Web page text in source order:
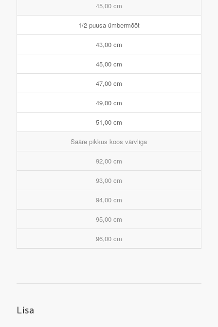
45,00 cm
1/2 puusa ümbermõõt
43,00 cm
45,00 cm
47,00 cm
49,00 cm
51,00 cm
Sääre pikkus koos värvliga
92,00 cm
93,00 cm
94,00 cm
95,00 cm
96,00 cm
Lisa